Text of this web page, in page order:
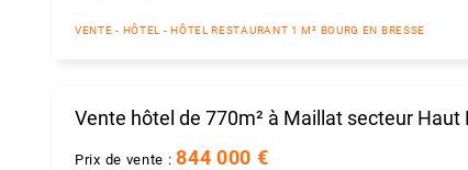
VENTE - HÔTEL - HÔTEL RESTAURANT 1 M² BOURG EN BRESSE
Vente hôtel de 770m² à Maillat secteur Haut
Prix de vente :844 000 €